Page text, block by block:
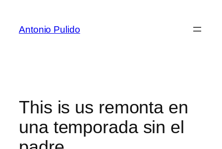
Antonio Pulido
This is us remonta en
una temporada sin el